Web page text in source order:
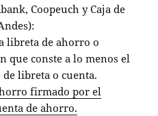
Coopeuch y Caja de
libreta de ahorro o
que conste a lo menos el
libreta o cuenta.
firmado por el
de ahorro.